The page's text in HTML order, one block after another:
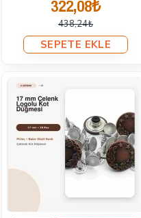
322,08₺
438,24₺
SEPETE EKLE